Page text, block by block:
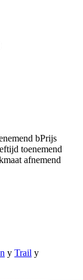
bPrijs
toenemend
afnemend
y Trail y